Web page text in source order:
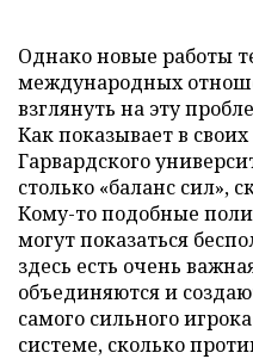
Однако новые работы
международных
взглянуть на эту
Как показывает в
Гарвардского
столько «баланс сил»,
Кому-то подобные
могут показаться
здесь есть очень
объединяются и
самого сильного
системе, сколько